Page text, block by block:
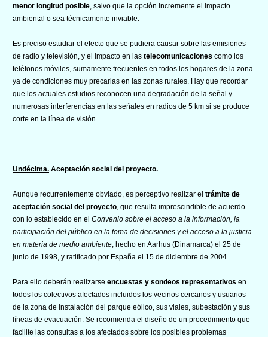
menor longitud posible , salvo que la opción incremente el impacto
ambiental o sea técnicamente inviable.
Es preciso estudiar el efecto que se pudiera causar sobre las emisiones
de radio y televisión, y el impacto en las telecomunicaciones como los
teléfonos móviles, sumamente frecuentes en todos los hogares de la zona
ya de condiciones muy precarias en las zonas rurales. Hay que recordar
que los actuales estudios reconocen una degradación de la señal y
numerosas interferencias en las señales en radios de 5 km si se produce
corte en la línea de visión.
Undécima. Aceptación social del proyecto.
Aunque recurrentemente obviado, es perceptivo realizar el trámite de
aceptación social del proyecto , que resulta imprescindible de acuerdo
con lo establecido en el Convenio sobre el acceso a la información, la
participación del público en la toma de decisiones y el acceso a la justicia
en materia de medio ambiente , hecho en Aarhus (Dinamarca) el 25 de
junio de 1998, y ratificado por España el 15 de diciembre de 2004.
Para ello deberán realizarse encuestas y sondeos representativos en
todos los colectivos afectados incluidos los vecinos cercanos y usuarios
de la zona de instalación del parque eólico, sus viales, subestación y sus
líneas de evacuación. Se recomienda el diseño de un procedimiento que
facilite las consultas a los afectados sobre los posibles problemas